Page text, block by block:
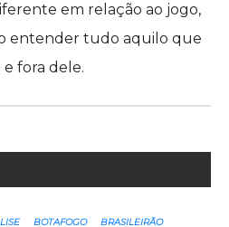
em relação ao jogo,
entender tudo aquilo que
fora dele.
BOTAFOGO
BRASILEIRÃO